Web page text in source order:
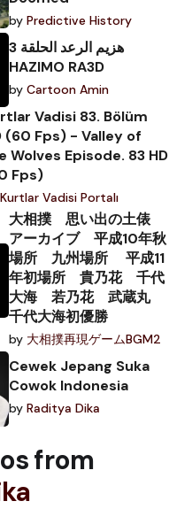
by Predictive History
هزيم الرعد الحلقة 3
HAZIMO RA3D
by Cartoon Amin
Vadisi 83. Bölüm
(60 Fps) - Valley of
Wolves Episode. 83 HD
Fps)
Kurtlar Vadisi Portalı
大相撲 思い出の土俵
アーカイブ 平成10年秋
場所 九州場所 平成11
年初場所 貴乃花 千代
大海 若乃花 武蔵丸
千代大海初優勝
by 大相撲再現ゲームBGM2
Cewek Jepang Suka
Cowok Indonesia
by Raditya Dika
from